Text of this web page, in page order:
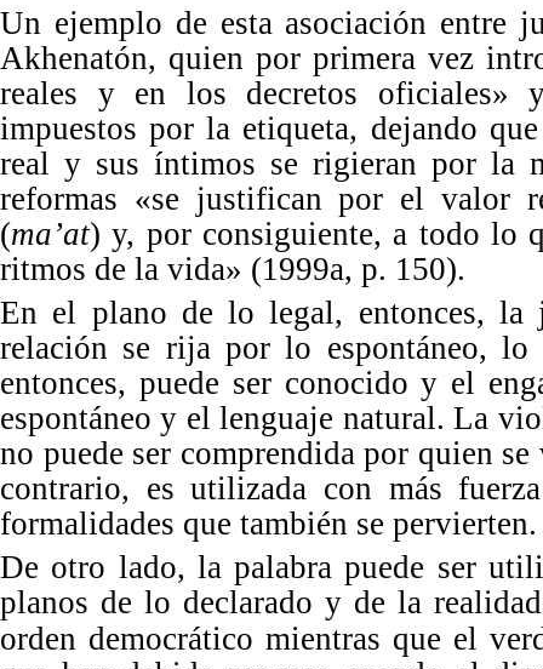
Un ejemplo de esta asociación entre
Akhenatón, quien por primera vez
reales y en los decretos oficiales»
impuestos por la etiqueta, dejando
real y sus íntimos se rigieran por la
reformas «se justifican por el valor
(ma’at) y, por consiguiente, a todo lo
ritmos de la vida» (1999a, p. 150).
En el plano de lo legal, entonces,
relación se rija por lo espontáneo,lo
entonces, puede ser conocido y el
espontáneo y el lenguaje natural. La
no puede ser comprendida por quien
contrario, es utilizada con más
formalidades que también se pervierten.
De otro lado, la palabra puede ser
planos de lo declarado y de la
orden democrático mientras que el